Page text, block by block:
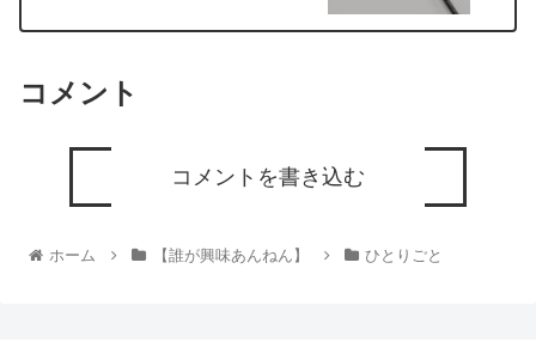
コメント
コメントを書き込む
ホーム 【誰が興味あんねん】 ひとりごと